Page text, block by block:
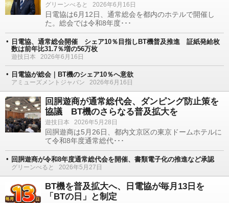
グリーンべると 2026年6月16日
日電協は6月12日、通常総会を都内のホテルで開催し
た。総会では令和8年度･･･
日電協、通常総会開催 シェア10％目指しBT機普及推進 証紙発給枚
数は前年比31.7％増の56万枚
遊技日本 2026年6月16日
日電協が総会｜BT機のシェア10％へ意欲
アミューズメントジャパン 2026年6月16日
回胴遊商が通常総代会、ダンピング防止策を
協議 BT機のさらなる普及拡大を
遊技日本 2026年5月28日
回胴遊商は5月26日、都内文京区の東京ドームホテルに
て令和8年度通常総代･･･
回胴遊商が令和8年度通常総代会を開催、書類電子化の推進など承認
グリーンべると 2026年5月27日
BT機を普及拡大へ、日電協が毎月13日を
「BTの日」と制定